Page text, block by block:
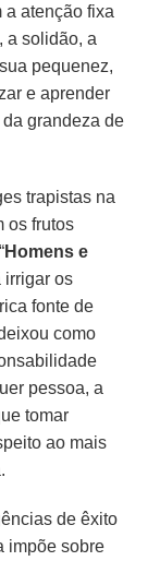
a atenção fixa
a solidão, a
pequenez,
e aprender
grandeza de
trapistas na
os frutos
Homens e
irrigar os
fonte de
como
pessoa, a
tomar
ao mais
de êxito
impõe sobre